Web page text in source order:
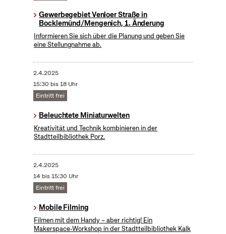
Gewerbegebiet Venloer Straße in
Bocklemünd/Mengenich, 1. Änderung
Informieren Sie sich über die Planung und geben Sie
eine Stellungnahme ab.
2.4.2025
15:30 bis 18 Uhr
Eintritt frei
Beleuchtete Miniaturwelten
Kreativität und Technik kombinieren in der
Stadtteilbibliothek Porz.
2.4.2025
14 bis 15:30 Uhr
Eintritt frei
Mobile Filming
Filmen mit dem Handy – aber richtig! Ein
Makerspace-Workshop in der Stadtteilbibliothek Kalk